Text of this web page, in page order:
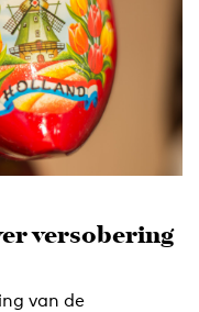
versobering
van de